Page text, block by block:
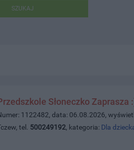
SZUKAJ
Słoneczko Zaprasza
1122482, data: 06.08.2026,
tel. 500249192, kategoria: Dla